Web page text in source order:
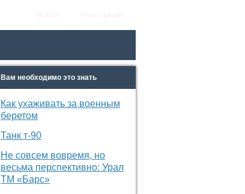
Вам необходимо это знать
Как ухаживать за военным
беретом
Танк т-90
Не совсем вовремя, но
весьма перспективно: Урал
ТМ «Барс»